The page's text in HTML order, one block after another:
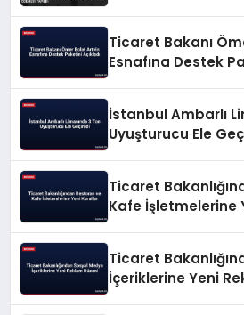
Ticaret Bakanı
Esnafına Destek
İstanbul Ambarlı
Uyuşturucu Ele
Ticaret
Kafe İşletmelerine
Ticaret
İçeriklerine Yeni